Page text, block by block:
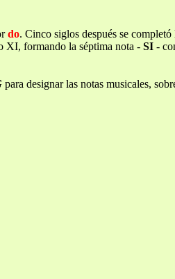
do. Cinco siglos después se
XI, formando la séptima nota - SI -
para designar las notas musicales,